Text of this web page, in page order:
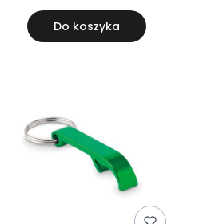
Do koszyka